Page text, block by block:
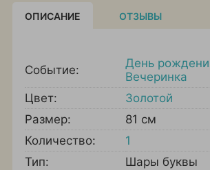
ОПИСАНИЕ ОТЗЫВЫ
Событие: День
Вечеринка
Цвет:
Золотой
Размер:
81 см
Количество:
1
Тип:
Шары буквы